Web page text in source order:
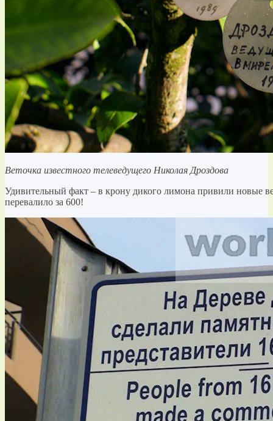
Веточка известного телеведущего Николая Дроздова
Удивительный факт – в крону дикого лимона привили новые
перевалило за 600!